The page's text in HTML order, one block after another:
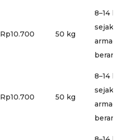
Rp10.700 50 kg
8–14 hari
sejak
armada
Rp10.700 50 kg
8–14 hari
sejak
armada